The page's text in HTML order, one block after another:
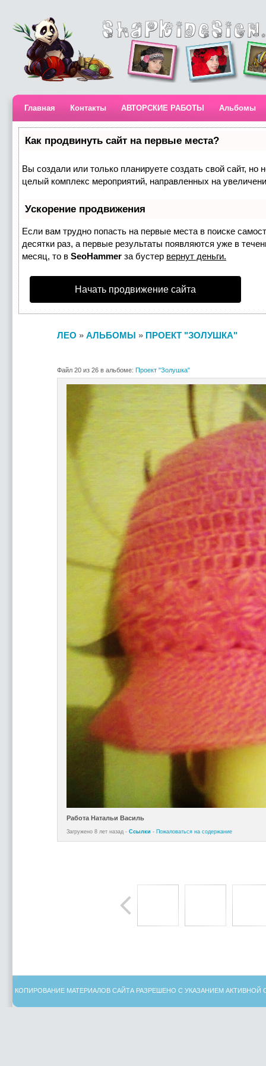
Главная Контакты АВТОРСКИЕ РАБОТЫ Альбомы
Как продвинуть сайт на первые места?
Вы создали или только планируете создать свой сайт, но
целый комплекс мероприятий, направленных на
Ускорение продвижения
Если вам трудно попасть на первые места в поиске
десятки раз, а первые результаты появляются уже в
месяц, то в SeoHammer за бустер вернут деньги.
Начать продвижение сайта
ЛЕО » АЛЬБОМЫ » ПРОЕКТ "ЗОЛУШКА"
Файл 20 из 26 в альбоме: Проект "Золушка"
Работа Натальи Василь
Загружено 8 лет назад - Ссылки - Пожаловаться на содержание
КОПИРОВАНИЕ МАТЕРИАЛОВ САЙТА РАЗРЕШЕНО С УКАЗАНИЕМ АКТИВНОЙ